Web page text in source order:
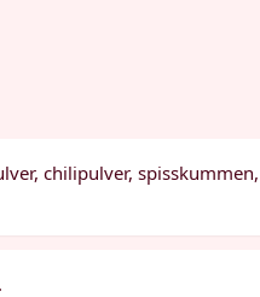
chilipulver,